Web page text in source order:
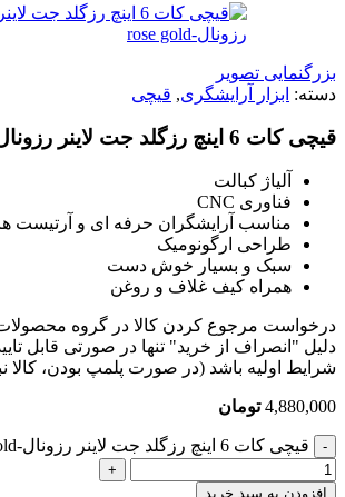
بزرگنمایی تصویر
دسته: ابزار آرایشگری, قیچی
قیچی کات 6 اینچ رزگلد جت لاینر رزونال-rose gold
آلیاژ کبالت
فناوری CNC
مناسب آرایشگران حرفه ای و آرتیست
طراحی ارگونومیک
سبک و بسیار خوش دست
همراه کیف غلاف و روغن
درخواست مرجوع کردن کالا در گروه
دلیل "انصراف از خرید" تنها در صورتی قابل
شرایط اولیه باشد (در صورت پلمپ بودن، کالا
4,880,000 تومان
قیچی کات 6 اینچ رزگلد جت لاینر رزونال-rose gold عدد
افزودن به سبد خرید